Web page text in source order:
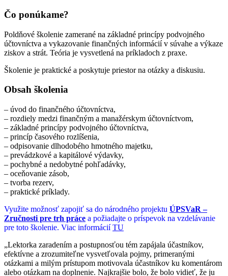
Čo ponúkame?
Poldňové školenie zamerané na základné princípy podvojného
účtovníctva a vykazovanie finančných informácií v súvahe a výkaze
ziskov a strát. Teória je vysvetlená na príkladoch z praxe.
Školenie je praktické a poskytuje priestor na otázky a diskusiu.
Obsah školenia
– úvod do finančného účtovníctva,
– rozdiely medzi finančným a manažérskym účtovníctvom,
– základné princípy podvojného účtovníctva,
– princíp časového rozlíšenia,
– odpisovanie dlhodobého hmotného majetku,
– prevádzkové a kapitálové výdavky,
– pochybné a nedobytné pohľadávky,
– oceňovanie zásob,
– tvorba rezerv,
– praktické príklady.
Využite možnosť zapojiť sa do národného projektu ÚPSVaR –
Zručnosti pre trh práce a požiadajte o príspevok na vzdelávanie
pre toto školenie. Viac informáciíTU
„Lektorka zaradením a postupnosťou tém zapájala účastníkov,
efektívne a zrozumiteľne vysvetľovala pojmy, primeranými
otázkami a milým prístupom motivovala účastníkov ku komentárom
alebo otázkam na doplnenie. Najkrajšie bolo, že bolo vidieť, že ju